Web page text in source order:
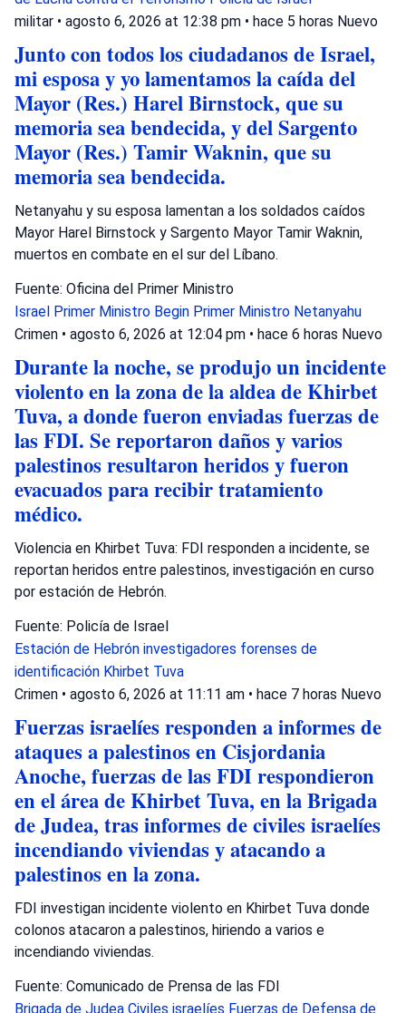
militar • agosto 6, 2026 at 12:38 pm • hace 5 horas Nuevo
Junto con todos los ciudadanos de Israel,
mi esposa y yo lamentamos la caída del
Mayor (Res.) Harel Birnstock, que su
memoria sea bendecida, y del Sargento
Mayor (Res.) Tamir Waknin, que su
memoria sea bendecida.
Netanyahu y su esposa lamentan a los soldados caídos
Mayor Harel Birnstock y Sargento Mayor Tamir Waknin,
muertos en combate en el sur del Líbano.
Fuente: Oficina del Primer Ministro
Israel Primer Ministro Begin Primer Ministro Netanyahu
Crimen • agosto 6, 2026 at 12:04 pm • hace 6 horas Nuevo
Durante la noche, se produjo un incidente
violento en la zona de la aldea de Khirbet
Tuva, a donde fueron enviadas fuerzas de
las FDI. Se reportaron daños y varios
palestinos resultaron heridos y fueron
evacuados para recibir tratamiento
médico.
Violencia en Khirbet Tuva: FDI responden a incidente, se
reportan heridos entre palestinos, investigación en curso
por estación de Hebrón.
Fuente: Policía de Israel
Estación de Hebrón investigadores forenses de
identificación Khirbet Tuva
Crimen • agosto 6, 2026 at 11:11 am • hace 7 horas Nuevo
Fuerzas israelíes responden a informes de
ataques a palestinos en Cisjordania
Anoche, fuerzas de las FDI respondieron
en el área de Khirbet Tuva, en la Brigada
de Judea, tras informes de civiles israelíes
incendiando viviendas y atacando a
palestinos en la zona.
FDI investigan incidente violento en Khirbet Tuva donde
colonos atacaron a palestinos, hiriendo a varios e
incendiando viviendas.
Fuente: Comunicado de Prensa de las FDI
Brigada de Judea Civiles israelíes Fuerzas de Defensa de